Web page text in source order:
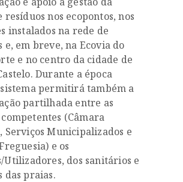
resíduos nos ecopontos, nos
instalados na rede de
e, em breve, na Ecovia do
e no centro da cidade de
Durante a época
permitirá também a
partilhada entre as
(Câmara
Serviços Municipalizados e
e os
Utilizadores, dos sanitários e
das praias.